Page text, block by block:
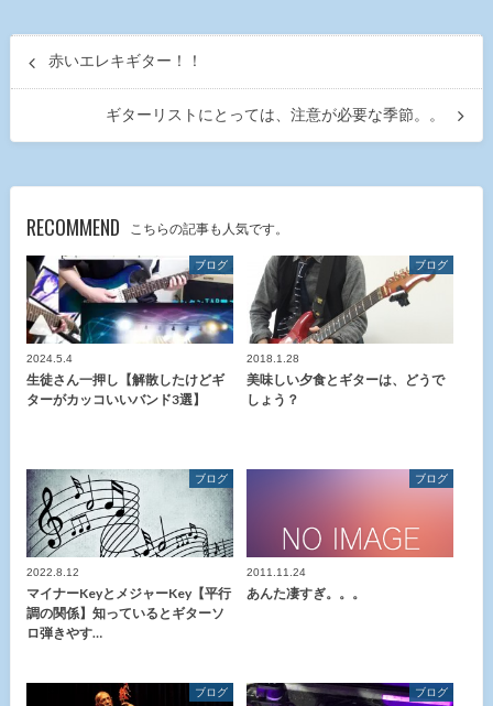
赤いエレキギター！！
ギターリストにとっては、注意が必要な季節。。
RECOMMEND こちらの記事も人気です。
ブログ
2024.5.4
生徒さん一押し【解散したけどギ
ターがカッコいいバンド3選】
ブログ
2018.1.28
美味しい夕食とギターは、どうで
しょう？
ブログ
2022.8.12
マイナーKeyとメジャーKey【平行
調の関係】知っているとギターソ
ロ弾きやす…
ブログ
2011.11.24
あんた凄すぎ。。。
ブログ ブログ